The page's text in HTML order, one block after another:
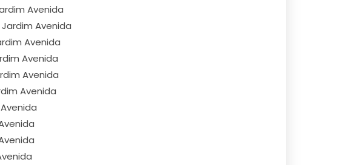
Avenida
Avenida
Avenida
Avenida
Avenida
Avenida